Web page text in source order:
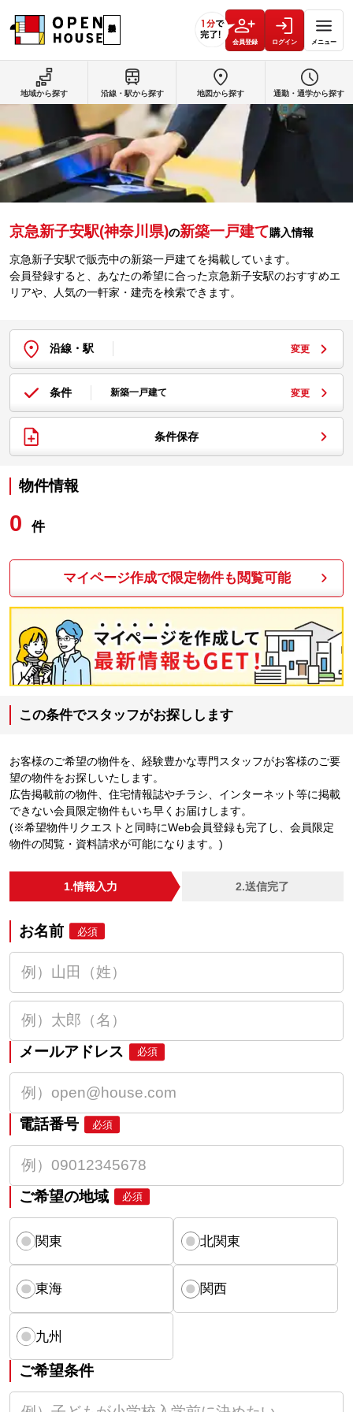
会員登録 ログイン メニュー
京急新子安駅(神奈川県)の新築一戸建て購入情報
京急新子安駅で販売中の新築一戸建てを掲載しています。
会員登録すると、あなたの希望に合った京急新子安駅のおすすめエ
リアや、人気の一軒家・建売を検索できます。
沿線・駅 変更
条件 新築一戸建て 変更
条件保存
物件情報
0 件
マイページ作成で限定物件も閲覧可能
この条件でスタッフがお探しします
お客様のご希望の物件を、経験豊かな専門スタッフがお客様のご要
望の物件をお探しいたします。
広告掲載前の物件、住宅情報誌やチラシ、インターネット等に掲載
できない会員限定物件もいち早くお届けします。
(※希望物件リクエストと同時にWeb会員登録も完了し、会員限定
物件の閲覧・資料請求が可能になります。)
1.情報入力 2.送信完了
お名前 必須
メールアドレス 必須
電話番号 必須
ご希望の地域 必須
関東 北関東
東海 関西
九州
ご希望条件
地域から探す 沿線・駅から探す 地図から探す 通勤・通学から探す